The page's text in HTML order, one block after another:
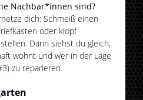
Nachbar*innen sind?
dich: Schmeiß einen
oder klopf
Dann siehst du gleich,
wohnt und wer in der Lage
zu reparieren.